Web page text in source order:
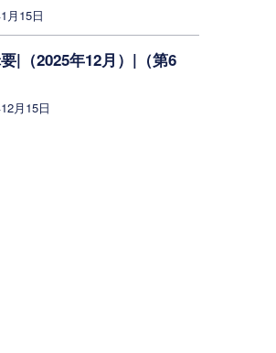
月15日
|（2025年12月）|（第6
月15日